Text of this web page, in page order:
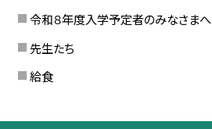
令和８年度入学予定者のみなさまへ
先生たち
給食